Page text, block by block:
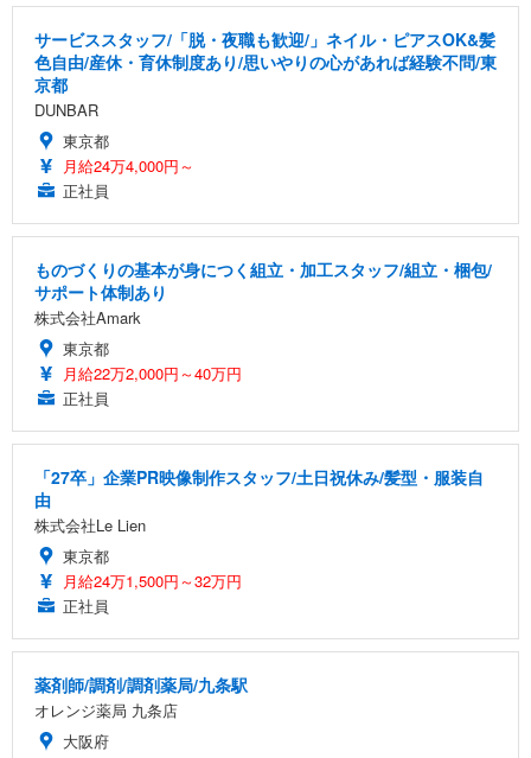
サービススタッフ/「脱・夜職も歓迎/」ネイル・ピアスOK&髪
色自由/産休・育休制度あり/思いやりの心があれば経験不問/東
京都
DUNBAR
東京都
月給24万4,000円～
正社員
ものづくりの基本が身につく組立・加工スタッフ/組立・梱包/
サポート体制あり
株式会社Amark
東京都
月給22万2,000円～40万円
正社員
「27卒」企業PR映像制作スタッフ/土日祝休み/髪型・服装自
由
株式会社Le Lien
東京都
月給24万1,500円～32万円
正社員
薬剤師/調剤/調剤薬局/九条駅
オレンジ薬局 九条店
大阪府